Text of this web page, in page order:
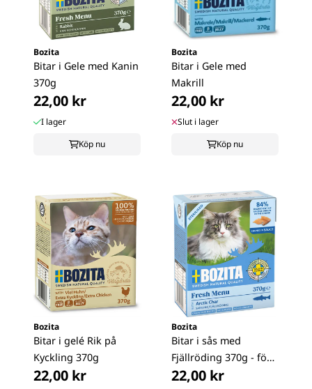
Bozita
Bitar i Gele med Kanin
370g
22,00 kr
I lager
Köp nu
Bozita
Bitar i Gele med
Makrill
22,00 kr
Slut i lager
Köp nu
Bozita
Bitar i gelé Rik på
Kyckling 370g
22,00 kr
Bozita
Bitar i sås med
Fjällröding 370g - för
...
22,00 kr